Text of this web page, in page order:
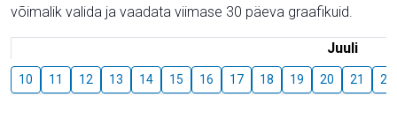
võimalik valida ja vaadata viimase 30 päeva graafikuid.
Juuli
10 11 12 13 14 15 16 17 18 19 20 21 22